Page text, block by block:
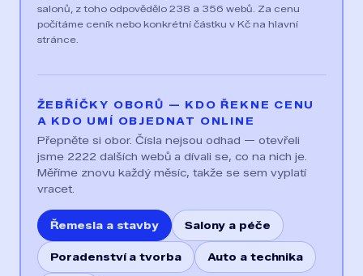
salonů, z toho odpovědělo 238 a 356 webů. Za cenu
počítáme ceník nebo konkrétní částku v Kč na hlavní
stránce.
ŽEBŘÍČKY OBORŮ — KDO ŘEKNE CENU
A KDO UMÍ OBJEDNAT ONLINE
Přepněte si obor. Čísla nejsou odhad — otevřeli
jsme 2222 dalších webů a dívali se, co na nich je.
Měříme znovu každý měsíc, takže se sem vyplatí
vracet.
Řemesla a stavby Salony a péče
Poradenství a tvorba Auto a technika